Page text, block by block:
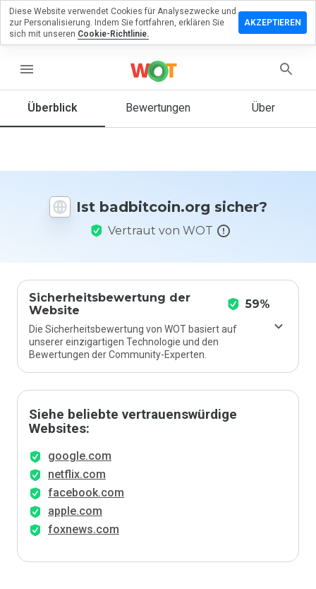
menu
Überblick Bewertungen Über
Ist badbitcoin.org sicher?
Vertraut von WOT
Sicherheitsbewertung der
Website
59%
Die Sicherheitsbewertung von WOT basiert auf
unserer einzigartigen Technologie und den
Bewertungen der Community-Experten.
Siehe beliebte vertrauenswürdige
Websites:
google.com
netflix.com
facebook.com
apple.com
foxnews.com
zu
Sie diese
auf einer
Skala von
Diese Website verwendet Cookies für Analysezwecke und
zur Personalisierung. Indem Sie fortfahren, erklären Sie
sich mit unseren Cookie-Richtlinie.
AKZEPTIEREN